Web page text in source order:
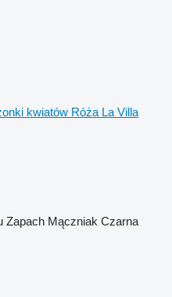
kwiatów Róża La Villa
Zapach Mączniak Czarna